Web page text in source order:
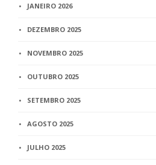
JANEIRO 2026
DEZEMBRO 2025
NOVEMBRO 2025
OUTUBRO 2025
SETEMBRO 2025
AGOSTO 2025
JULHO 2025